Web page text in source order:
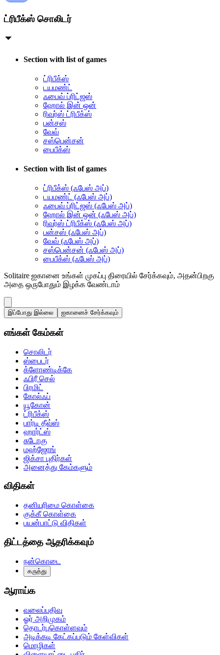
ட்ரிபீக்ஸ் சொலிடர்
Section with list of games
ட்ரிபீக்ஸ்
டயமண்ட்
ஃபைவ் ப்ரிட்ஜஸ்
ஹோல் இன் ஒன்
ரிவர்ஸ் ட்ரிபீக்ஸ்
பன்சஸ்
வேவ்
சஸ்பென்சன்
பைபீக்ஸ்
Section with list of games
ட்ரிபீக்ஸ் (ஃபேஸ் அப்)
டயமண்ட் (ஃபேஸ் அப்)
ஃபைவ் ப்ரிட்ஜஸ் (ஃபேஸ் அப்)
ஹோல் இன் ஒன் (ஃபேஸ் அப்)
ரிவர்ஸ் ட்ரிபீக்ஸ் (ஃபேஸ் அப்)
பன்சஸ் (ஃபேஸ் அப்)
வேவ் (ஃபேஸ் அப்)
சஸ்பென்சன் (ஃபேஸ் அப்)
பைபீக்ஸ் (ஃபேஸ் அப்)
Solitaire ஐகானை உங்கள் முகப்பு திரையில் சேர்க்கவும், அதன்பிறகு
அதை ஒருபோதும் இழக்க வேண்டாம்
இப்போது இல்லை ஐகானைச் சேர்க்கவும்
எங்கள் கேம்கள்
சொலிடர்
ஸ்பைடர்
க்ளோண்டிக்கே
ஃபிரீ செல்
பிரமிட்
கோல்ஃப்
யூகோன்
ட்ரிபீக்ஸ்
பார்டி தீவ்ஸ்
ஹார்ட்ஸ்
சுடோகு
மஹ்ஜோங்
ஜிக்சா புதிர்கள்
அனைத்து கேம்களும்
விதிகள்
தனியுரிமை கொள்கை
குக்கீ கொள்கை
பயன்பாட்டு விதிகள்
திட்டத்தை ஆதரிக்கவும்
நன்கொடை
கருத்து
ஆராய்க
வலைப்பதிவு
ஓர் அறிமுகம்
தொடர்புகொள்ளவும்
அடிக்கடி கேட்கப்படும் கேள்விகள்
மொழிகள்